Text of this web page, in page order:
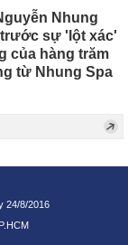
Nhung
sự 'lột xác'
của hàng trăm
từ Nhung Spa
24/8/2016